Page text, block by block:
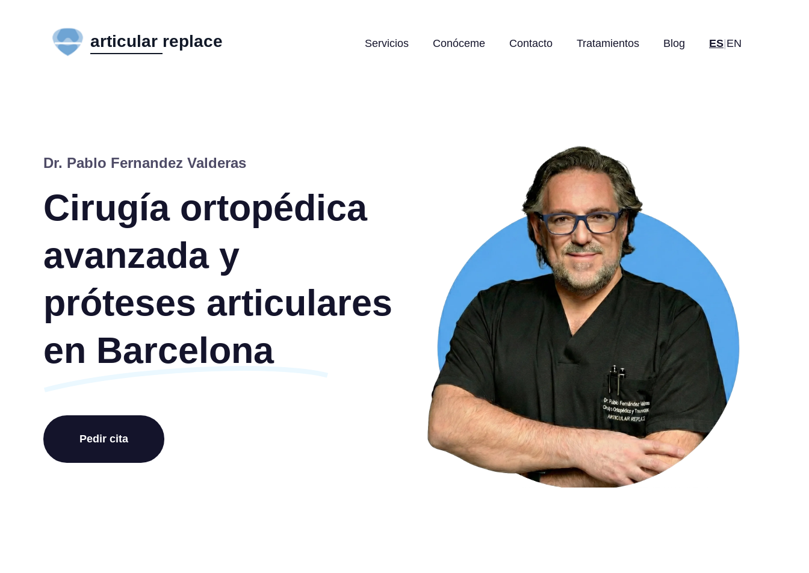
Servicios Conóceme Contacto Tratamientos Blog ES|EN
Dr. Pablo Fernandez Valderas
Cirugía ortopédica
avanzada y
próteses articulares
en Barcelona
Pedir cita